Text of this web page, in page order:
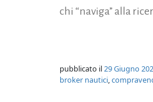
chi “naviga” alla
pubblicato il29 Giugno
broker nautici,